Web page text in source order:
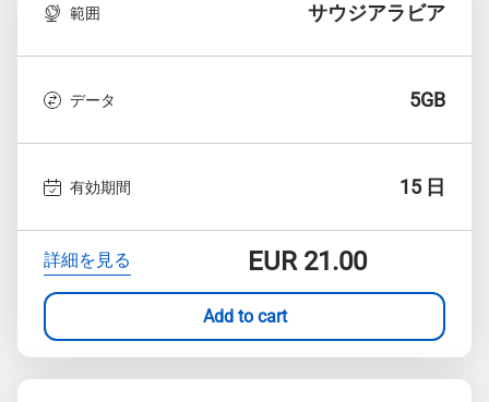
範囲 サウジアラビア
データ 5GB
有効期間 15 日
詳細を見る EUR21.00
Add to cart